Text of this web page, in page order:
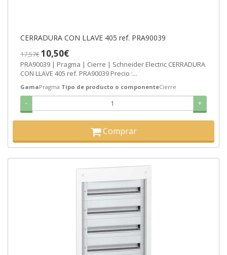
CERRADURA CON LLAVE 405 ref. PRA90039
17,57€10,50€
PRA90039 | Pragma | Cierre | Schneider Electric CERRADURA
CON LLAVE 405 ref. PRA90039 Precio :...
GamaPragma Tipo de producto o componenteCierre
- +
Comprar